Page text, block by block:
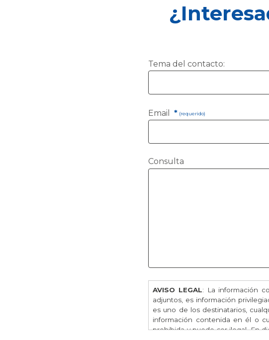
Tema del contacto:
Email * (requerido)
Consulta
AVISO LEGAL: La información
adjuntos, es información
es uno de los destinatarios,
información contenida en él o
prohibida y puede ser ilegal. En